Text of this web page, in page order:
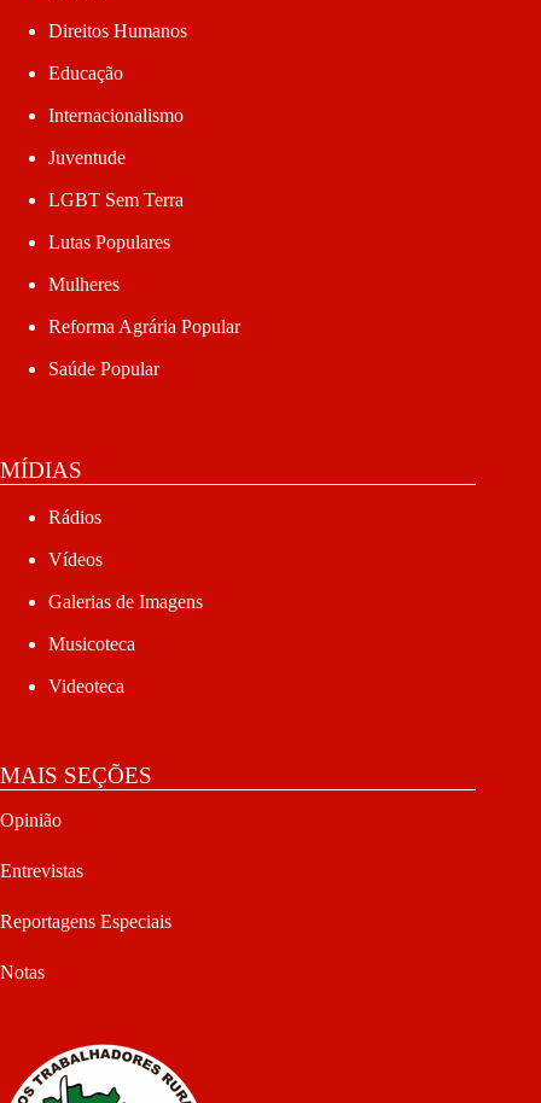
Direitos Humanos
Educação
Internacionalismo
Juventude
LGBT Sem Terra
Lutas Populares
Mulheres
Reforma Agrária Popular
Saúde Popular
MÍDIAS
Rádios
Vídeos
Galerias de Imagens
Musicoteca
Videoteca
MAIS SEÇÕES
Opinião
Entrevistas
Reportagens Especiais
Notas